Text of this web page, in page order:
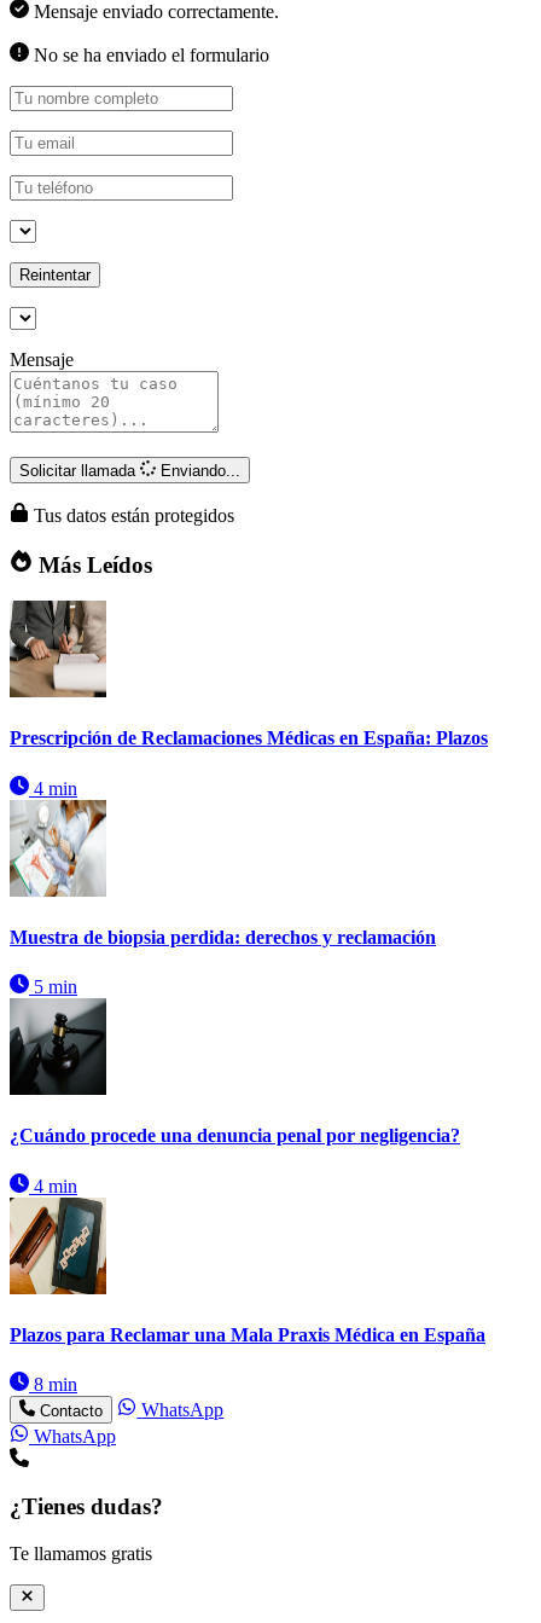
Mensaje enviado correctamente.
No se ha enviado el formulario
Reintentar
Mensaje
Solicitar llamada Enviando...
Tus datos están protegidos
Más Leídos
Prescripción de Reclamaciones Médicas en España: Plazos
4 min
Muestra de biopsia perdida: derechos y reclamación
5 min
¿Cuándo procede una denuncia penal por negligencia?
4 min
Plazos para Reclamar una Mala Praxis Médica en España
8 min
Contacto
WhatsApp
WhatsApp
¿Tienes dudas?
Te llamamos gratis